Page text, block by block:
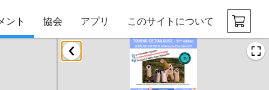
ント 協会 アプリ このサイトについて
2019年1月
New Year's Throw Mölkky